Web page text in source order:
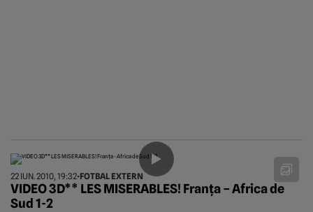
22 IUN. 2010, 19:32•FOTBAL EXTERN
VIDEO 3D** LES MISERABLES! Franța – Africa de
Sud 1-2